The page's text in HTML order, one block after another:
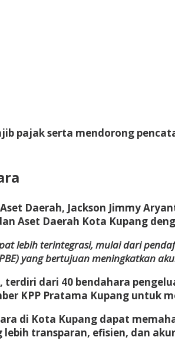
pajak serta mendorong
Daerah, Jackson Jimmy
Aset Daerah Kota Kupang
lebih terintegrasi, mulai dari
yang bertujuan meningkatkan
dari 40 bendahara
KPP Pratama Kupang untuk
di Kota Kupang dapat
transparan, efisien, dan